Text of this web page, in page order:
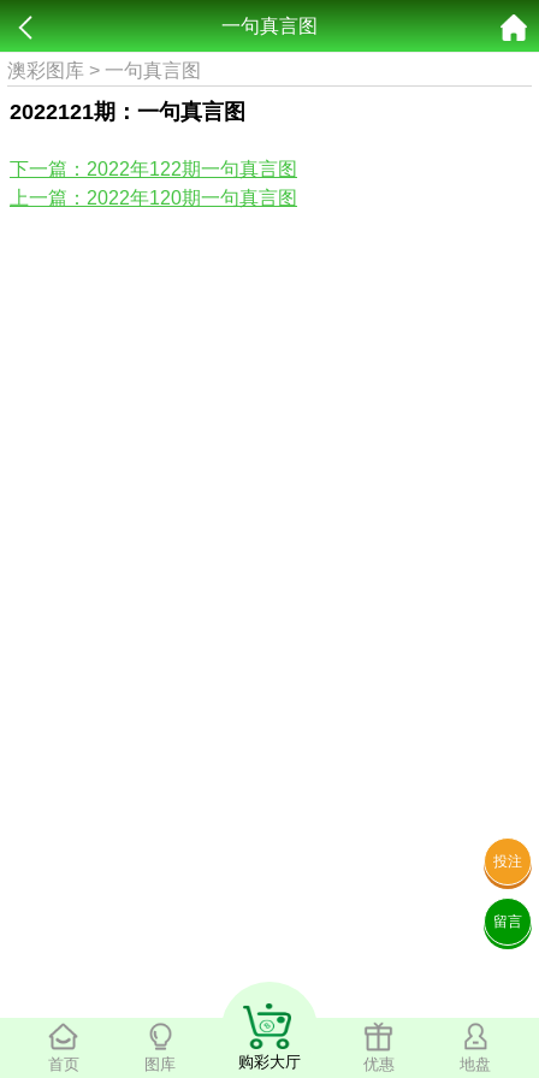
首页 图库 购彩大厅 优惠 地盘
投注
留言
一句真言图
澳彩图库 > 一句真言图
2022121期：一句真言图
下一篇：2022年122期一句真言图
上一篇：2022年120期一句真言图